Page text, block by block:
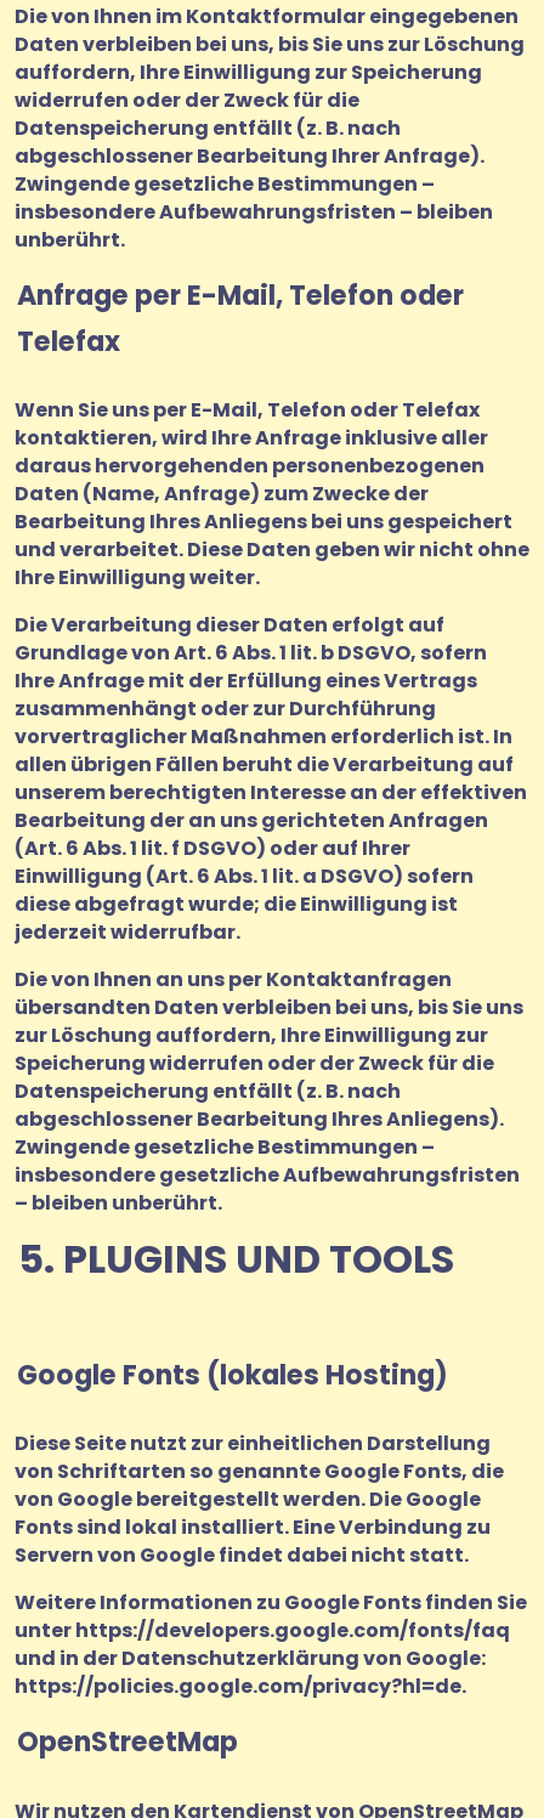
Die von Ihnen im Kontaktformular eingegebenen
Daten verbleiben bei uns, bis Sie uns zur Löschung
auffordern, Ihre Einwilligung zur Speicherung
widerrufen oder der Zweck für die
Datenspeicherung entfällt (z. B. nach
abgeschlossener Bearbeitung Ihrer Anfrage).
Zwingende gesetzliche Bestimmungen –
insbesondere Aufbewahrungsfristen – bleiben
unberührt.
Anfrage per E-Mail, Telefon oder
Telefax
Wenn Sie uns per E-Mail, Telefon oder Telefax
kontaktieren, wird Ihre Anfrage inklusive aller
daraus hervorgehenden personenbezogenen
Daten (Name, Anfrage) zum Zwecke der
Bearbeitung Ihres Anliegens bei uns gespeichert
und verarbeitet. Diese Daten geben wir nicht ohne
Ihre Einwilligung weiter.
Die Verarbeitung dieser Daten erfolgt auf
Grundlage von Art. 6 Abs. 1 lit. b DSGVO, sofern
Ihre Anfrage mit der Erfüllung eines Vertrags
zusammenhängt oder zur Durchführung
vorvertraglicher Maßnahmen erforderlich ist. In
allen übrigen Fällen beruht die Verarbeitung auf
unserem berechtigten Interesse an der effektiven
Bearbeitung der an uns gerichteten Anfragen
(Art. 6 Abs. 1 lit. f DSGVO) oder auf Ihrer
Einwilligung (Art. 6 Abs. 1 lit. a DSGVO) sofern
diese abgefragt wurde; die Einwilligung ist
jederzeit widerrufbar.
Die von Ihnen an uns per Kontaktanfragen
übersandten Daten verbleiben bei uns, bis Sie uns
zur Löschung auffordern, Ihre Einwilligung zur
Speicherung widerrufen oder der Zweck für die
Datenspeicherung entfällt (z. B. nach
abgeschlossener Bearbeitung Ihres Anliegens).
Zwingende gesetzliche Bestimmungen –
insbesondere gesetzliche Aufbewahrungsfristen
– bleiben unberührt.
5. PLUGINS UND TOOLS
Google Fonts (lokales Hosting)
Diese Seite nutzt zur einheitlichen Darstellung
von Schriftarten so genannte Google Fonts, die
von Google bereitgestellt werden. Die Google
Fonts sind lokal installiert. Eine Verbindung zu
Servern von Google findet dabei nicht statt.
Weitere Informationen zu Google Fonts finden Sie
unterhttps://developers.google.com/fonts/faq
und in der Datenschutzerklärung von Google:
https://policies.google.com/privacy?hl=de.
OpenStreetMap
Wir nutzen den Kartendienst von OpenStreetMap